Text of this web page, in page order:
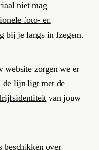
niet mag
foto- en
bij je langs in Izegem.
website zorgen we er
de lijn ligt met de
van jouw
beschikken over